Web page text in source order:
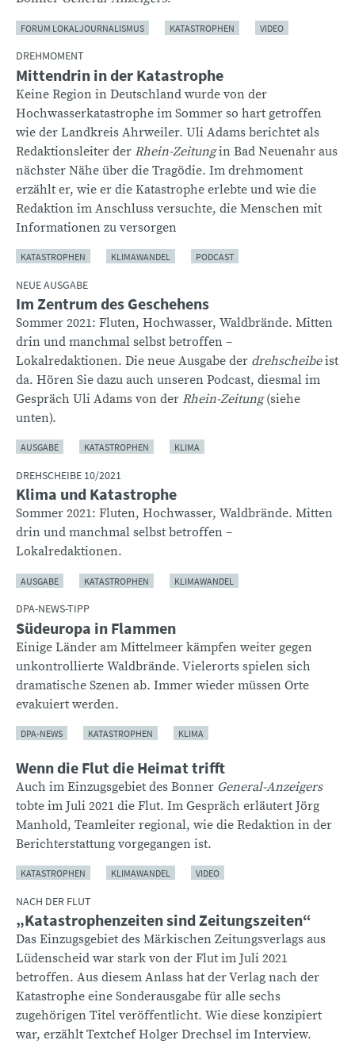
FORUM LOKALJOURNALISMUS KATASTROPHEN VIDEO
DREHMOMENT
Mittendrin in der Katastrophe
Keine Region in Deutschland wurde von der
Hochwasserkatastrophe im Sommer so hart getroffen
wie der Landkreis Ahrweiler. Uli Adams berichtet als
Redaktionsleiter der Rhein-Zeitungin Bad Neuenahr aus
nächster Nähe über die Tragödie. Im drehmoment
erzählt er, wie er die Katastrophe erlebte und wie die
Redaktion im Anschluss versuchte, die Menschen mit
Informationen zu versorgen
KATASTROPHEN KLIMAWANDEL PODCAST
NEUE AUSGABE
Im Zentrum des Geschehens
Sommer 2021: Fluten, Hochwasser, Waldbrände. Mitten
drin und manchmal selbst betroffen –
Lokalredaktionen. Die neue Ausgabe der drehscheibeist
da. Hören Sie dazu auch unseren Podcast, diesmal im
Gespräch Uli Adams von der Rhein-Zeitung(siehe
unten).
AUSGABE KATASTROPHEN KLIMA
DREHSCHEIBE 10/2021
Klima und Katastrophe
Sommer 2021: Fluten, Hochwasser, Waldbrände. Mitten
drin und manchmal selbst betroffen –
Lokalredaktionen.
AUSGABE KATASTROPHEN KLIMAWANDEL
DPA-NEWS-TIPP
Südeuropa in Flammen
Einige Länder am Mittelmeer kämpfen weiter gegen
unkontrollierte Waldbrände. Vielerorts spielen sich
dramatische Szenen ab. Immer wieder müssen Orte
evakuiert werden.
DPA-NEWS KATASTROPHEN KLIMA
Wenn die Flut die Heimat trifft
Auch im Einzugsgebiet des Bonner General-Anzeigers
tobte im Juli 2021 die Flut. Im Gespräch erläutert Jörg
Manhold, Teamleiter regional, wie die Redaktion in der
Berichterstattung vorgegangen ist.
KATASTROPHEN KLIMAWANDEL VIDEO
NACH DER FLUT
„Katastrophenzeiten sind Zeitungszeiten“
Das Einzugsgebiet des Märkischen Zeitungsverlags aus
Lüdenscheid war stark von der Flut im Juli 2021
betroffen. Aus diesem Anlass hat der Verlag nach der
Katastrophe eine Sonderausgabe für alle sechs
zugehörigen Titel veröffentlicht. Wie diese konzipiert
war, erzählt Textchef Holger Drechsel im Interview.